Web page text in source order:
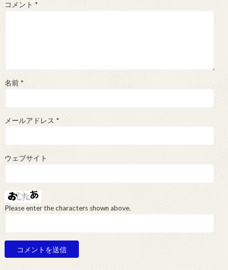
コメント *
名前 *
メールアドレス *
ウェブサイト
Please enter the characters shown above.